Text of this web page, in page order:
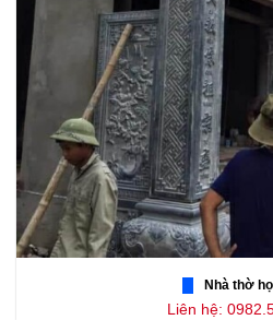
Nhà thờ
Liên hệ: